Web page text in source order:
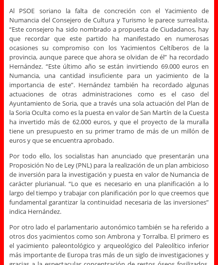
Al PSOE soriano la falta de concreción con el Yacimiento de
Numancia del Consejero de Cultura y Turismo le parece surrealista.
“Este consejero ha sido nombrado a propuesta de Ciudadanos, hay
que recordar que este partido ha manifestado en numerosas
ocasiones su compromiso con los Yacimientos Celtíberos de la
provincia, aunque parece que ahora se olvidan de él” ha recordado
Hernández. “Este último año se están invirtiendo 69.000 euros en
Numancia, una cantidad insuficiente para un yacimiento de la
importancia de este”. Hernández también ha recordado algunas
actuaciones de otras administraciones como es el caso del
Ayuntamiento de Soria, que a través una sola actuación del Plan de
la Soria Oculta como es la puesta en valor de San Martín de la Cuesta
ha invertido más de 62.000 euros, y que el proyecto de la muralla
tiene un presupuesto en su primer tramo de más de un millón de
euros y que se encuentra aprobado.
Por todo ello, los socialistas han anunciado que presentarán una
Proposición No de Ley (PNL) para la realización de un plan ambicioso
de inversión para la investigación y puesta en valor de Numancia de
carácter plurianual. “Lo que es necesario en una planificación a lo
largo del tiempo y trabajar con planificación por lo que creemos que
fundamental garantizar la continuidad necesaria de las inversiones”
indica Hernández.
Por otro lado el parlamentario autonómico también se ha referido a
otros dos yacimientos como son Ambrona y Torralba. El primero es
el yacimiento paleontológico y arqueológico del Paleolítico inferior
más importante de Europa tras más de un siglo de investigaciones y